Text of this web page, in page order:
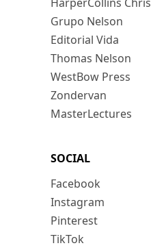
Grupo Nelson
Editorial Vida
Thomas Nelson
WestBow Press
Zondervan
MasterLectures
SOCIAL
Facebook
Instagram
Pinterest
TikTok